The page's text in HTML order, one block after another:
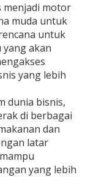
menjadi motor
muda untuk
untuk
akan
yang lebih
dunia bisnis,
di berbagai
dan
latar
yang lebih